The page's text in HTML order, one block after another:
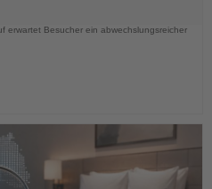
erwartet Besucher ein abwechslungsreicher